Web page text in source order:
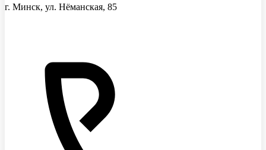
г. Минск, ул. Нёманская, 85